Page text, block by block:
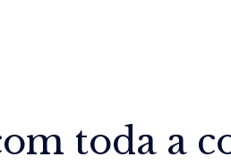
toda a